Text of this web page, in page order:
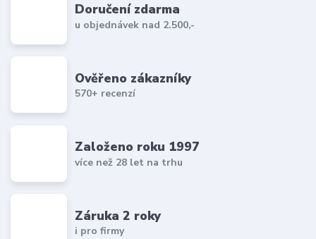
Doručení zdarma
u objednávek nad 2.500,-
Ověřeno zákazníky
570+ recenzí
Založeno roku 1997
více než 28 let na trhu
Záruka 2 roky
i pro firmy